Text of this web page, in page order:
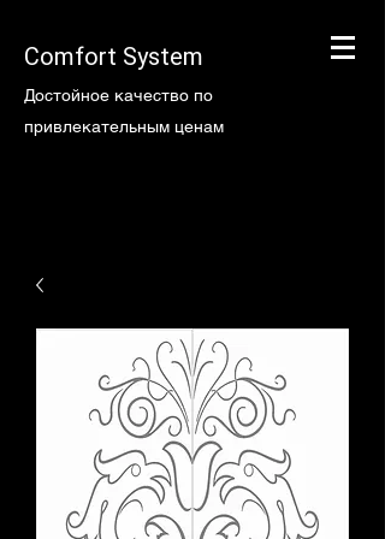
Comfort System
Достойное качество по
привлекательным ценам